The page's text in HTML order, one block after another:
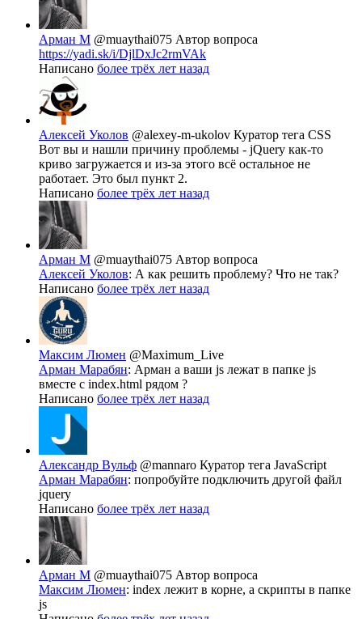
Арман М @muaythai075 Автор вопроса
https://yadi.sk/i/DjlDxJc2rmVAk
Написано более трёх лет назад
Алексей Уколов @alexey-m-ukolov Куратор тега CSS
Вот вы и нашли причину проблемы - jQuery как-то
криво загружается и из-за этого всё остальное не
работает. Это был пункт 2.
Написано более трёх лет назад
Арман М @muaythai075 Автор вопроса
Алексей Уколов: А как решить проблему? Что не так?
Написано более трёх лет назад
Максим Люмен @Maximum_Live
Арман Марабян: Арман а ваши js лежат в папке js
вместе с index.html рядом ?
Написано более трёх лет назад
Александр Вульф @mannaro Куратор тега JavaScript
Арман Марабян: попробуйте подключить другой файл
jquery
Написано более трёх лет назад
Арман М @muaythai075 Автор вопроса
Максим Люмен: index лежит в корне, а скрипты в папке
js